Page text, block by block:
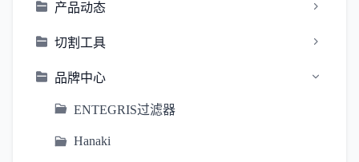
产品动态
切割工具
品牌中心
ENTEGRIS过滤器
Hanaki